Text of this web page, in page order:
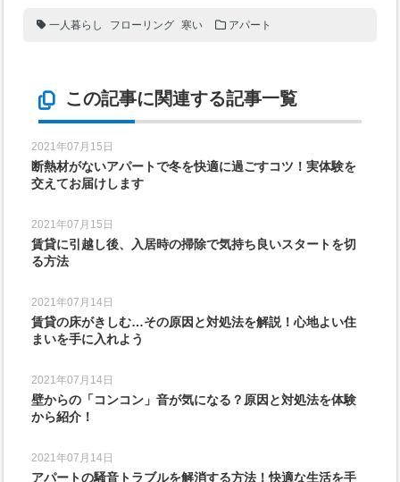
一人暮らし フローリング 寒い アパート
この記事に関連する記事一覧
2021年07月15日
断熱材がないアパートで冬を快適に過ごすコツ！実体験を
交えてお届けします
2021年07月15日
賃貸に引越し後、入居時の掃除で気持ち良いスタートを切
る方法
2021年07月14日
賃貸の床がきしむ…その原因と対処法を解説！心地よい住
まいを手に入れよう
2021年07月14日
壁からの「コンコン」音が気になる？原因と対処法を体験
から紹介！
2021年07月14日
アパートの騒音トラブルを解消する方法！快適な生活を手